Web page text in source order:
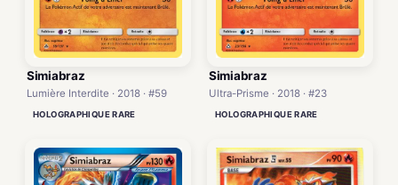
Simiabraz
Lumière Interdite · 2018 · #59
HOLOGRAPHIQUE RARE
Simiabraz
Ultra-Prisme · 2018 · #23
HOLOGRAPHIQUE RARE